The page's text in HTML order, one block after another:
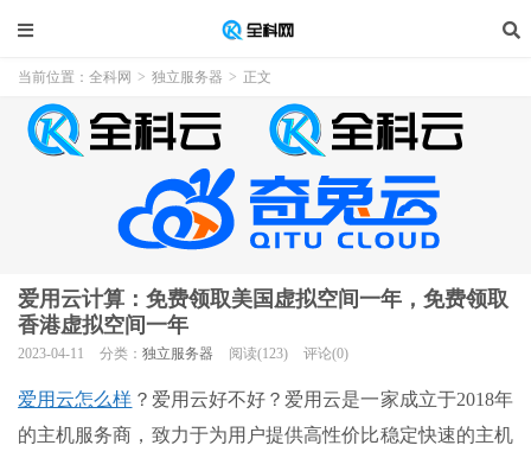
当前位置： 全科网 > 独立服务器 > 正文
爱用云计算：免费领取美国虚拟空间一年，免费领取
香港虚拟空间一年
2023-04-11 分类： 独立服务器 阅读(123) 评论(0)
爱用云怎么样 ？爱用云好不好？爱用云是一家成立于2018年
的主机服务商，致力于为用户提供高性价比稳定快速的主机